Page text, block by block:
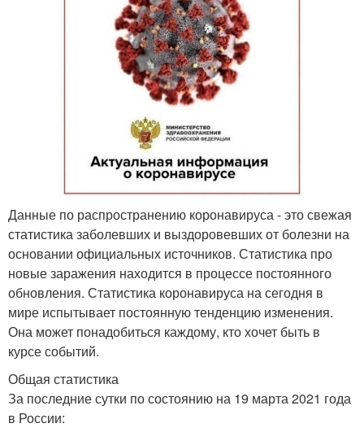
Данные по распространению коронавируса - это свежая
статистика заболевших и выздоровевших от болезни на
основании официальных источников. Статистика про
новые заражения находится в процессе постоянного
обновления. Статистика коронавируса на сегодня в
мире испытывает постоянную тенденцию изменения.
Она может понадобиться каждому, кто хочет быть в
курсе событий.
Общая статистика
За последние сутки по состоянию на 19 марта 2021 года
в России: